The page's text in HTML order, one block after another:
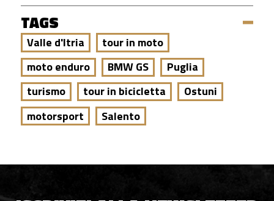
TAGS
Valle d'Itria
tour in moto
moto enduro
BMW GS
Puglia
turismo
tour in bicicletta
Ostuni
motorsport
Salento